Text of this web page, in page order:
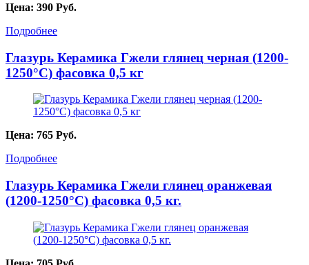
Цена: 390 Руб.
Подробнее
Глазурь Керамика Гжели глянец черная (1200-
1250°С) фасовка 0,5 кг
Цена: 765 Руб.
Подробнее
Глазурь Керамика Гжели глянец оранжевая
(1200-1250°С) фасовка 0,5 кг.